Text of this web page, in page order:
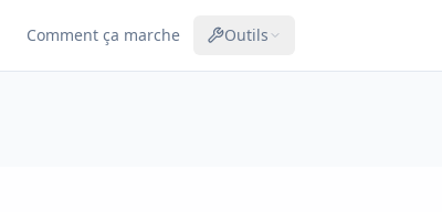
Comment ça marche Outils